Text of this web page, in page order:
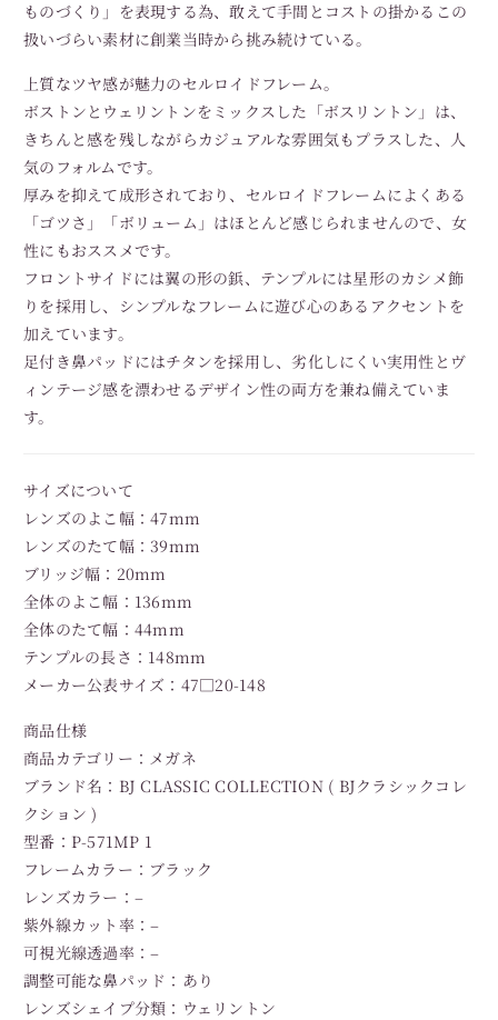
ものづくり」を表現する為、敢えて手間とコストの掛かるこの
扱いづらい素材に創業当時から挑み続けている。
上質なツヤ感が魅力のセルロイドフレーム。
ボストンとウェリントンをミックスした「ボスリントン」は、
きちんと感を残しながらカジュアルな雰囲気もプラスした、人
気のフォルムです。
厚みを抑えて成形されており、セルロイドフレームによくある
「ゴツさ」「ボリューム」はほとんど感じられませんので、女
性にもおススメです。
フロントサイドには翼の形の鋲、テンプルには星形のカシメ飾
りを採用し、シンプルなフレームに遊び心のあるアクセントを
加えています。
足付き鼻パッドにはチタンを採用し、劣化しにくい実用性とヴ
ィンテージ感を漂わせるデザイン性の両方を兼ね備えていま
す。
サイズについて
レンズのよこ幅：47mm
レンズのたて幅：39mm
ブリッジ幅：20mm
全体のよこ幅：136mm
全体のたて幅：44mm
テンプルの長さ：148mm
メーカー公表サイズ：47□20-148
商品仕様
商品カテゴリー：メガネ
ブランド名：BJ CLASSIC COLLECTION ( BJクラシックコレ
クション )
型番：P-571MP 1
フレームカラー：ブラック
レンズカラー：–
紫外線カット率：–
可視光線透過率：–
調整可能な鼻パッド：あり
レンズシェイプ分類：ウェリントン